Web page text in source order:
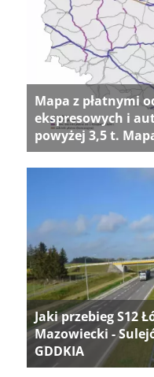
Mapa z płatnymi
ekspresowych i
powyżej 3,5 t.
Jaki przebieg S12
Mazowiecki -
GDDKIA